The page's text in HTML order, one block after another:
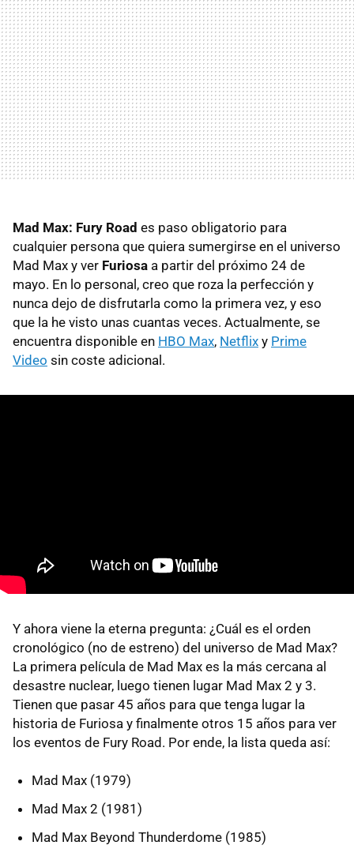
Mad Max: Fury Road es paso obligatorio para
cualquier persona que quiera sumergirse en el universo
Mad Max y ver Furiosa a partir del próximo 24 de
mayo. En lo personal, creo que roza la perfección y
nunca dejo de disfrutarla como la primera vez, y eso
que la he visto unas cuantas veces. Actualmente, se
encuentra disponible en HBO Max, Netflix y Prime
Video sin coste adicional.
Y ahora viene la eterna pregunta: ¿Cuál es el orden
cronológico (no de estreno) del universo de Mad Max?
La primera película de Mad Max es la más cercana al
desastre nuclear, luego tienen lugar Mad Max 2 y 3.
Tienen que pasar 45 años para que tenga lugar la
historia de Furiosa y finalmente otros 15 años para ver
los eventos de Fury Road. Por ende, la lista queda así:
Mad Max (1979)
Mad Max 2 (1981)
Mad Max Beyond Thunderdome (1985)